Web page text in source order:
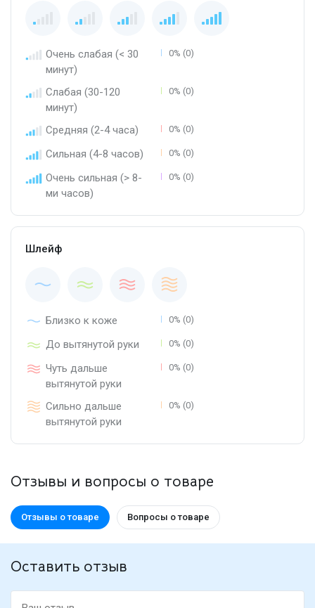
Очень слабая (< 30
минут)
0% (0)
Слабая (30-120
минут)
0% (0)
Средняя (2-4 часа) 0% (0)
Сильная (4-8 часов) 0% (0)
Очень сильная (> 8-
ми часов)
0% (0)
Шлейф
Близко к коже 0% (0)
До вытянутой руки 0% (0)
Чуть дальше
вытянутой руки
0% (0)
Сильно дальше
вытянутой руки
0% (0)
Отзывы и вопросы о товаре
Отзывы о товаре Вопросы о товаре
Оставить отзыв